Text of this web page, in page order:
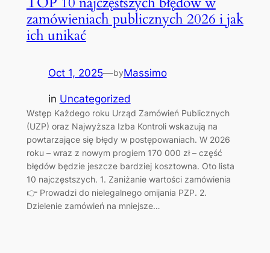
zamówieniach publicznych 2026 i jak
ich unikać
Oct 1, 2025—byMassimo
in Uncategorized
Wstęp Każdego roku Urząd Zamówień Publicznych
(UZP) oraz Najwyższa Izba Kontroli wskazują na
powtarzające się błędy w postępowaniach. W 2026
roku – wraz z nowym progiem 170 000 zł – część
błędów będzie jeszcze bardziej kosztowna. Oto lista
10 najczęstszych. 1. Zaniżanie wartości zamówienia
👉 Prowadzi do nielegalnego omijania PZP. 2.
Dzielenie zamówień na mniejsze…